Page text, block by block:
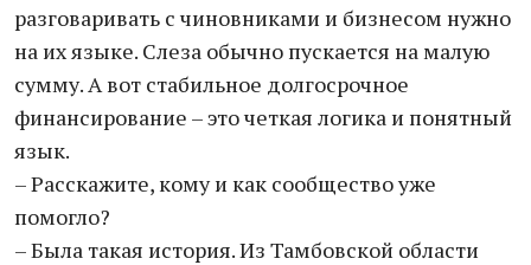
разговаривать с чиновниками и бизнесом нужно
на их языке. Слеза обычно пускается на малую
сумму. А вот стабильное долгосрочное
финансирование – это четкая логика и понятный
язык.
– Расскажите, кому и как сообщество уже
помогло?
– Была такая история. Из Тамбовской области